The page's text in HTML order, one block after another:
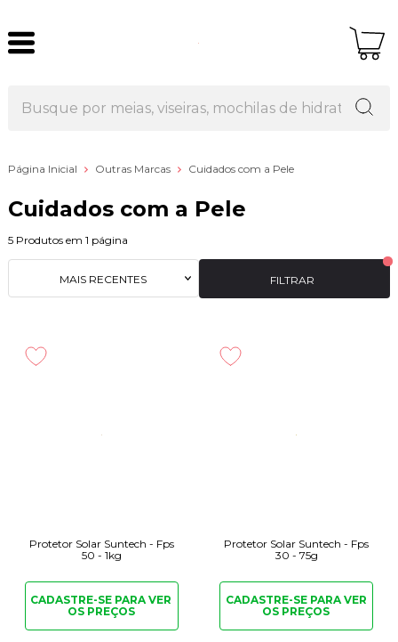
Página Inicial Outras Marcas Cuidados com a Pele
Cuidados com a Pele
5 Produtos em 1 página
FILTRAR
MAIS RECENTES
Protetor Solar Suntech - Fps
50 - 1kg
CADASTRE-SE PARA VER
OS PREÇOS
Protetor Solar Suntech - Fps
30 - 75g
CADASTRE-SE PARAVER
OS PREÇOS